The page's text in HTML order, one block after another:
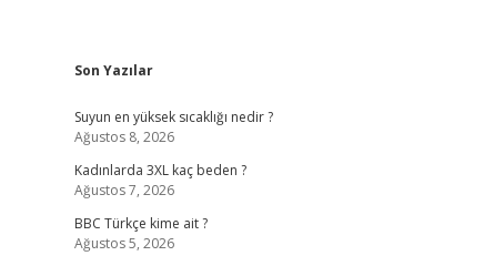
Sidebar
Son Yazılar
Suyun en yüksek sıcaklığı nedir ?
Ağustos 8, 2026
Kadınlarda 3XL kaç beden ?
Ağustos 7, 2026
BBC Türkçe kime ait ?
Ağustos 5, 2026